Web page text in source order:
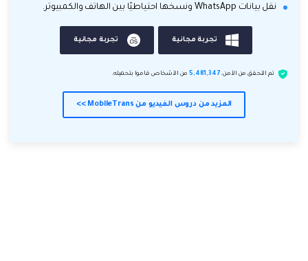
نقل بيانات WhatsApp ونسخها احتياطيًا بين الهاتف والكمبيوتر.
تجربة مجانية تجربة مجانية
تم التحقق من الأمن.5,481,347 من الأشخاص قاموا بتحميله.
المزيد من دروس الفيديو من MobileTrans >>